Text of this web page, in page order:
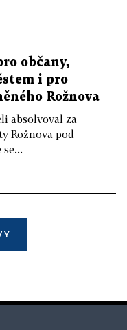
občany,
i pro
Rožnova
absolvoval za
Rožnova pod